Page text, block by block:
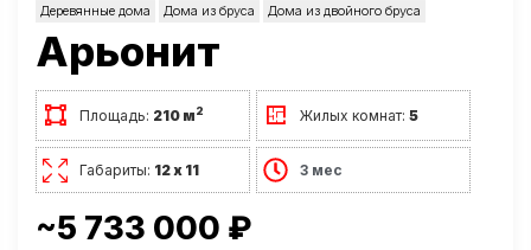
Деревянные дома Дома из бруса Дома из двойного бруса
Арьонит
Площадь: 210 м2 Жилых комнат:5
Габариты: 12 х 11 3 мес
~5 733 000 ₽